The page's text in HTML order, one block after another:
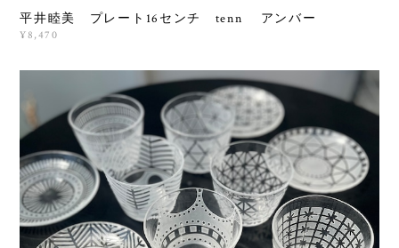
平井睦美 プレート16センチ tenn アンバー
¥8,470